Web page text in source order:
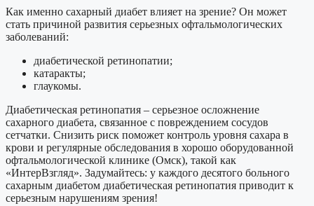
Как именно сахарный диабет влияет на зрение? Он может
стать причиной развития серьезных офтальмологических
заболеваний:
диабетической ретинопатии;
катаракты;
глаукомы.
Диабетическая ретинопатия – серьезное осложнение
сахарного диабета, связанное с повреждением сосудов
сетчатки. Снизить риск поможет контроль уровня сахара в
крови и регулярные обследования в хорошо оборудованной
офтальмологической клинике (Омск), такой как
«ИнтерВзгляд». Задумайтесь: у каждого десятого больного
сахарным диабетом диабетическая ретинопатия приводит к
серьезным нарушениям зрения!